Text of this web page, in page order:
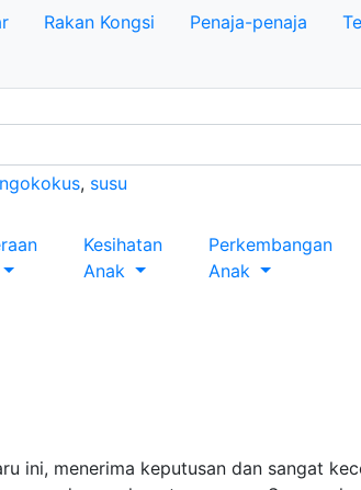
Rakan Kongsi Penaja-penaja
, susu
Kesihatan
Anak
Perkembangan
Anak
menerima keputusan dan sangat